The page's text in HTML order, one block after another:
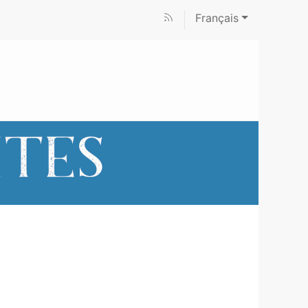
Français